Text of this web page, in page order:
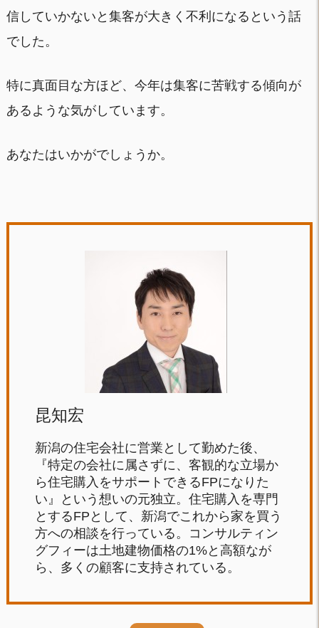
信していかないと集客が大きく不利になるという話
でした。
特に真面目な方ほど、今年は集客に苦戦する傾向が
あるような気がしています。
あなたはいかがでしょうか。
昆知宏
新潟の住宅会社に営業として勤めた後、
『特定の会社に属さずに、客観的な立場か
ら住宅購入をサポートできるFPになりた
い』という想いの元独立。住宅購入を専門
とするFPとして、新潟でこれから家を買う
方への相談を行っている。コンサルティン
グフィーは土地建物価格の1%と高額なが
ら、多くの顧客に支持されている。